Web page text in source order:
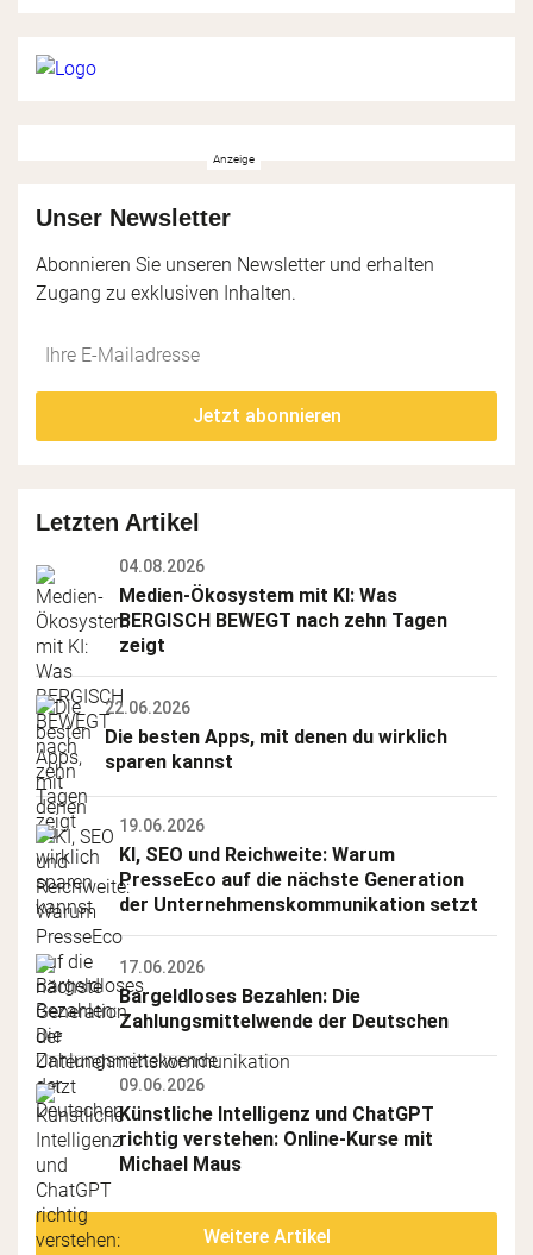
Unser Newsletter
Abonnieren Sie unseren Newsletter und erhalten
Zugang zu exklusiven Inhalten.
Do
fill
*Ihre
Mailadresse:
Jetzt abonnieren
Letzten Artikel
04.08.2026
Medien-Ökosystem mit KI: Was
BERGISCH BEWEGT nach zehn Tagen
zeigt
22.06.2026
Die besten Apps, mit denen du wirklich
sparen kannst
19.06.2026
KI, SEO und Reichweite: Warum
PresseEco auf die nächste Generation
der Unternehmenskommunikation setzt
17.06.2026
Bargeldloses Bezahlen: Die
Zahlungsmittelwende der Deutschen
09.06.2026
Künstliche Intelligenz und ChatGPT
richtig verstehen: Online-Kurse mit
Michael Maus
Weitere Artikel